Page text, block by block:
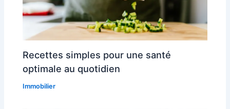
Recettes simples pour une santé
optimale au quotidien
Immobilier